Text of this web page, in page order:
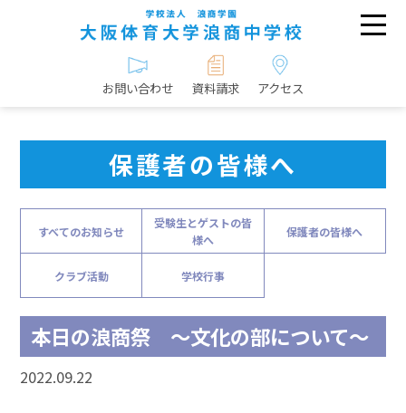
お問い合わせ 資料請求 アクセス
保護者の皆様へ
すべてのお知らせ
受験生とゲストの皆
様へ
保護者の皆様へ
クラブ活動 学校行事
本日の浪商祭 ～文化の部について～
2022.09.22